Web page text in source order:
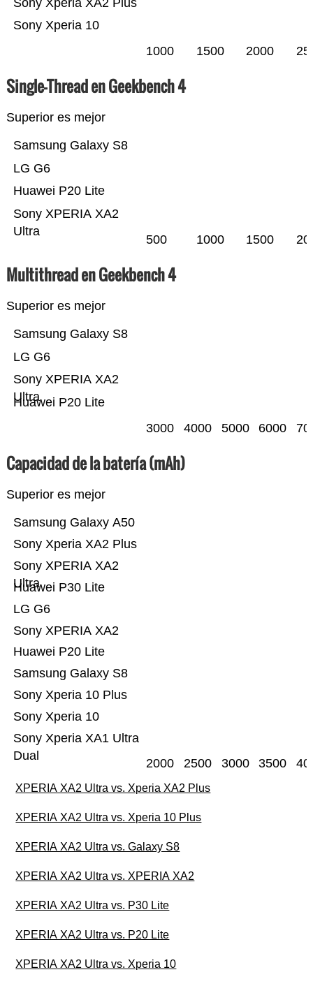
Sony Xperia 10
Sony Xperia XA2 Plus
1000 1500 2000
Single-Thread en Geekbench 4
Superior es mejor
Sony XPERIA XA2
Ultra
Huawei P20 Lite
LG G6
Samsung Galaxy S8
500 1000 1500
Multithread en Geekbench 4
Superior es mejor
Huawei P20 Lite
Sony XPERIA XA2
Ultra
LG G6
Samsung Galaxy S8
3000 4000 5000 6000
Capacidad de la batería (mAh)
Superior es mejor
Sony Xperia XA1 Ultra
Dual
Sony Xperia 10
Sony Xperia 10 Plus
Samsung Galaxy S8
Huawei P20 Lite
Sony XPERIA XA2
LG G6
Huawei P30 Lite
Sony XPERIA XA2
Ultra
Sony Xperia XA2 Plus
Samsung Galaxy A50
2000 2500 3000 3500
XPERIA XA2 Ultra vs. Xperia XA2 Plus
XPERIA XA2 Ultra vs. Xperia 10 Plus
XPERIA XA2 Ultra vs. Galaxy S8
XPERIA XA2 Ultra vs. XPERIA XA2
XPERIA XA2 Ultra vs. P30 Lite
XPERIA XA2 Ultra vs. P20 Lite
XPERIA XA2 Ultra vs. Xperia 10